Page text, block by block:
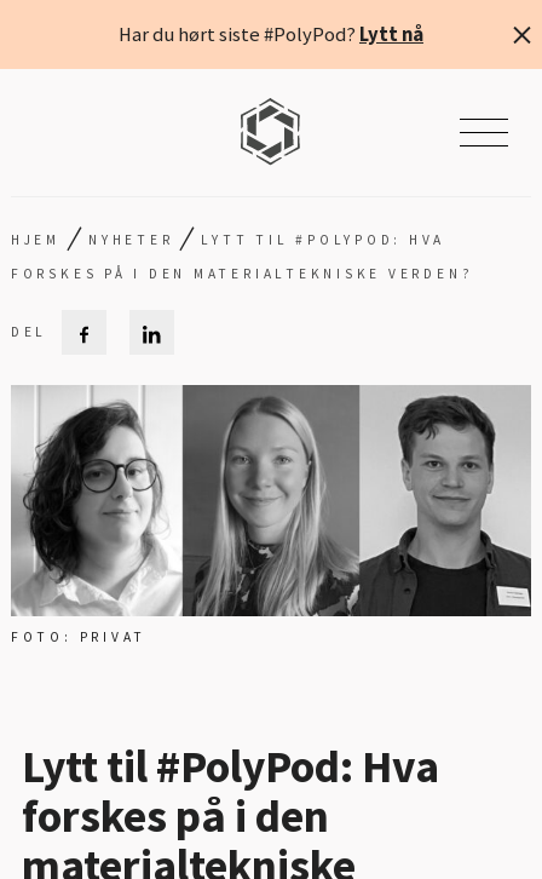
Har du hørt siste #PolyPod? Lytt nå
HJEM / NYHETER / LYTT TIL #POLYPOD: HVA
FORSKES PÅ I DEN MATERIALTEKNISKE VERDEN?
FOTO: PRIVAT
Lytt til #PolyPod: Hva
forskes på i den
materialtekniske